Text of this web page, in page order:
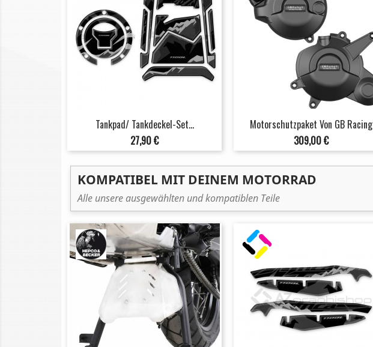
Tankpad/ Tankdeckel-Set...
Preis
27,90 €
Motorschutzpaket Von GB Racing
Preis
309,00 €
KOMPATIBEL MIT DEINEM MOTORRAD
Alle unsere ausgewählten und kompatiblen Teile